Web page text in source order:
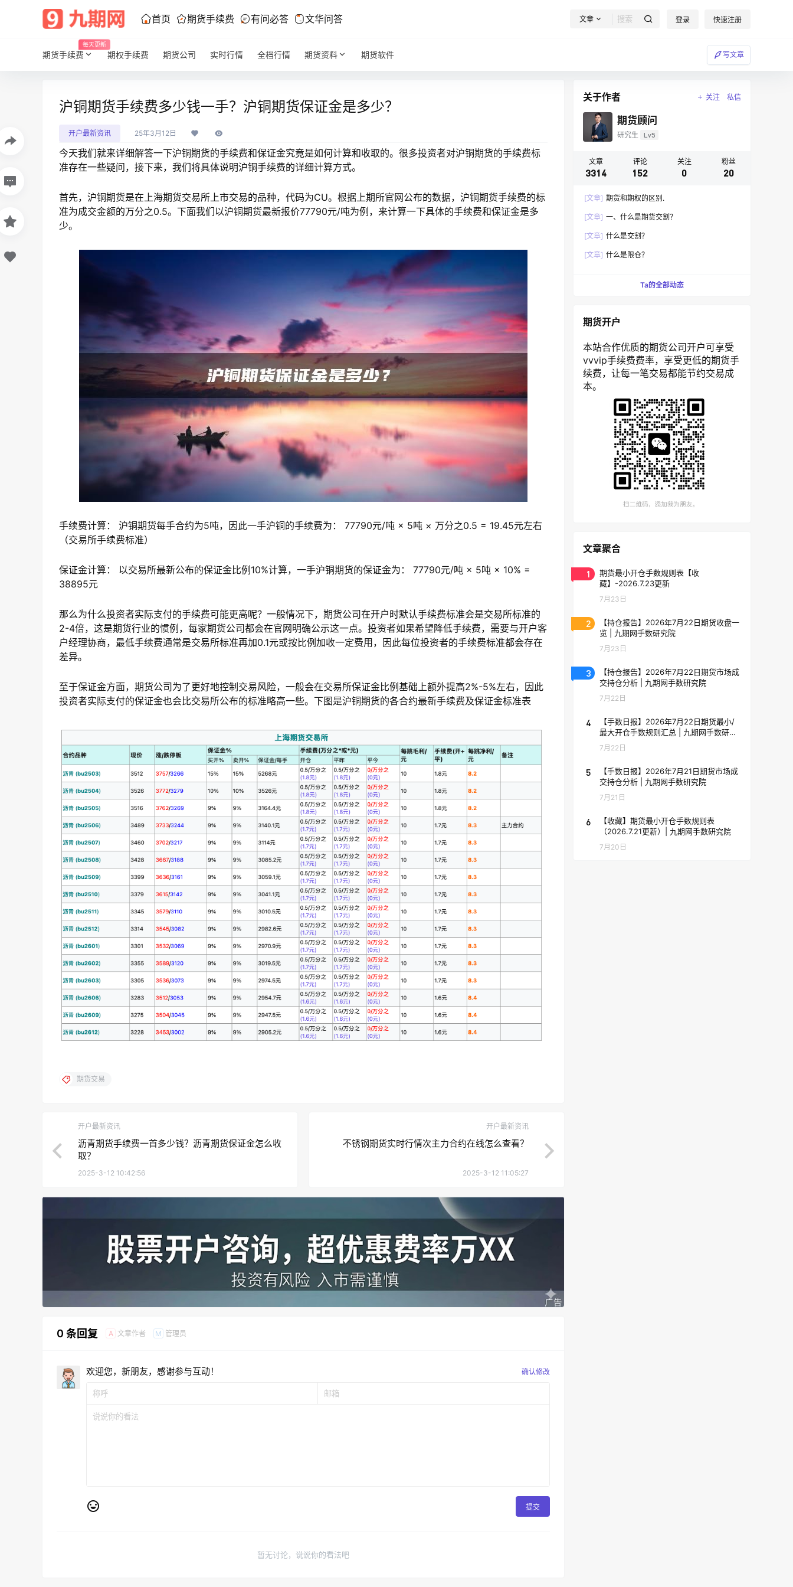
首页 期货手续费 有问必答 文华问答 文章 登录 快速注册
期货手续费
每天更新
期权手续费 期货公司 实时行情 全档行情 期货资料 期货软件 写文章
沪铜期货手续费多少钱一手？沪铜期货保证金是多少？
开户最新资讯 25年3月12日
今天我们就来详细解答一下沪铜期货的手续费和保证金究竟是如何计算和收取的。很多投资者对沪铜期货的手续费标
准存在一些疑问，接下来，我们将具体说明沪铜手续费的详细计算方式。
首先，沪铜期货是在上海期货交易所上市交易的品种，代码为CU。根据上期所官网公布的数据，沪铜期货手续费的标
准为成交金额的万分之0.5。下面我们以沪铜期货最新报价77790元/吨为例，来计算一下具体的手续费和保证金是多
少。
手续费计算： 沪铜期货每手合约为5吨，因此一手沪铜的手续费为： 77790元/吨 × 5吨 × 万分之0.5 = 19.45元左右
（交易所手续费标准）
保证金计算： 以交易所最新公布的保证金比例10%计算，一手沪铜期货的保证金为： 77790元/吨 × 5吨 × 10% =
38895元
那么为什么投资者实际支付的手续费可能更高呢？一般情况下，期货公司在开户时默认手续费标准会是交易所标准的
2-4倍，这是期货行业的惯例，每家期货公司都会在官网明确公示这一点。投资者如果希望降低手续费，需要与开户客
户经理协商，最低手续费通常是交易所标准再加0.1元或按比例加收一定费用，因此每位投资者的手续费标准都会存在
差异。
至于保证金方面，期货公司为了更好地控制交易风险，一般会在交易所保证金比例基础上额外提高2%-5%左右，因此
投资者实际支付的保证金也会比交易所公布的标准略高一些。下图是沪铜期货的各合约最新手续费及保证金标准表
期货交易
开户最新资讯
沥青期货手续费一首多少钱？沥青期货保证金怎么收
取？
2025-3-12 10:42:56
开户最新资讯
不锈钢期货实时行情次主力合约在线怎么查看？
2025-3-12 11:05:27
0 条回复 A 文章作者 M 管理员
欢迎您，新朋友，感谢参与互动！ 确认修改
提交
暂无讨论，说说你的看法吧
关于作者 关注 私信
期货顾问
研究生 Lv5
文章
3314
评论
152
关注
0
粉丝
20
[文章] 期货和期权的区别.
[文章] 一、什么是期货交割？
[文章] 什么是交割？
[文章] 什么是限仓？
Ta的全部动态
期货开户
本站合作优质的期货公司开户可享受
vvvip手续费费率，享受更低的期货手
续费，让每一笔交易都能节约交易成
本。
文章聚合
1
期货最小开仓手数规则表【收
藏】-2026.7.23更新
7月23日
2
【持仓报告】2026年7月22日期货收盘一
览 | 九期网手数研究院
7月23日
3
【持仓报告】2026年7月22日期货市场成
交持仓分析 | 九期网手数研究院
7月22日
4
【手数日报】2026年7月22日期货最小/
最大开仓手数规则汇总 | 九期网手数研究
院
7月22日
5
【手数日报】2026年7月21日期货市场成
交持仓分析 | 九期网手数研究院
7月21日
6
【收藏】期货最小开仓手数规则表
（2026.7.21更新）| 九期网手数研究院
7月20日